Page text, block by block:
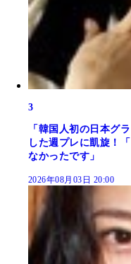
3
「韓国人初の日本グ
した週プレに凱旋！
なかったです」
2026年08月03日 20:00